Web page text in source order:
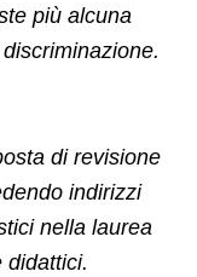
più alcuna
di revisione
indirizzi
nella laurea
didattici.